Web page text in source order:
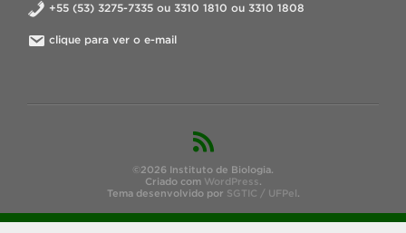
+55 (53) 3275-7335 ou 3310 1810 ou 3310 1808
clique para ver o e-mail
©2026 Instituto de Biologia.
Criado com WordPress.
Tema desenvolvido por SGTIC / UFPel.